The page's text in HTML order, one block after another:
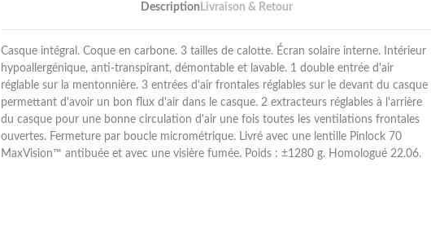
Description Livraison & Retour
Casque intégral. Coque en carbone. 3 tailles de calotte. Écran solaire interne. Intérieur
hypoallergénique, anti-transpirant, démontable et lavable. 1 double entrée d'air
réglable sur la mentonnière. 3 entrées d'air frontales réglables sur le devant du casque
permettant d'avoir un bon flux d'air dans le casque. 2 extracteurs réglables à l'arrière
du casque pour une bonne circulation d'air une fois toutes les ventilations frontales
ouvertes. Fermeture par boucle micrométrique. Livré avec une lentille Pinlock 70
MaxVision™ antibuée et avec une visière fumée. Poids : ±1280 g. Homologué 22.06.